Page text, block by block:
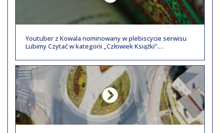
Youtuber z Kowala nominowany w plebiscycie serwisu
Lubimy Czytać w kategorii „Człowiek Książki”.